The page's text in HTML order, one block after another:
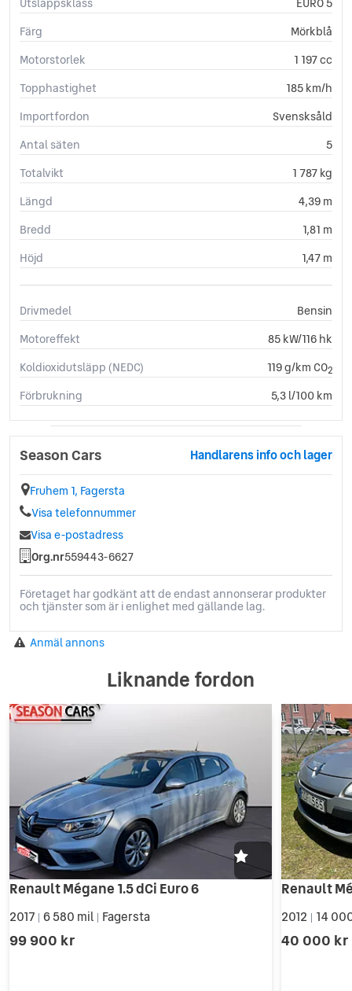
Färg
Mörkblå
Motorstorlek
1 197 cc
Topphastighet
185 km/h
Importfordon
Svensksåld
Antal säten
5
Totalvikt
1 787 kg
Längd
4,39 m
Bredd
1,81 m
Höjd
1,47 m
Drivmedel
Bensin
Motoreffekt
85 kW/116 hk
Koldioxidutsläpp (NEDC)
119 g/km CO2
Förbrukning 5,3 l/100 km
Season Cars Handlarens info och lager
Fruhem 1, Fagersta
Visa telefonnummer
Visa e-postadress
Org.nr559443-6627
Företaget har godkänt att de endast annonserar produkter
och tjänster som är i enlighet med gällande lag.
Anmäl annons
Liknande fordon
Renault Mégane 1.5 dCi Euro 6
2017 6 580 mil Fagersta
99 900 kr
Renault
2012 14
40 000 kr